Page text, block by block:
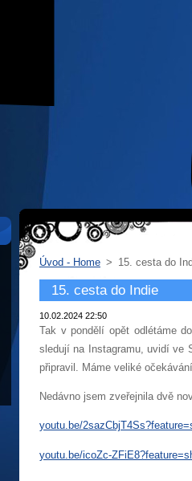
Úvod - Home > 15. cesta do
15. cesta do Indie
10.02.2024 22:50
Tak v pondělí opět odlétáme
sledují na Instagramu, uvidí ve
připravil. Máme veliké
Nedávno jsem zveřejnila dvě
youtu.be/
youtu.be/icoZc-